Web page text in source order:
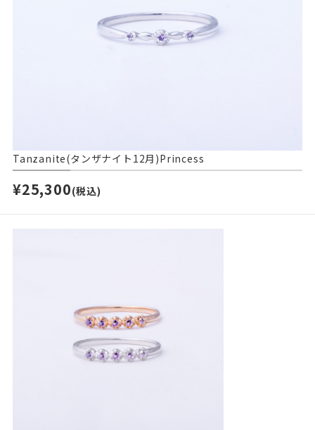
Tanzanite(タンザナイト12月)Princess
¥25,300(税込)